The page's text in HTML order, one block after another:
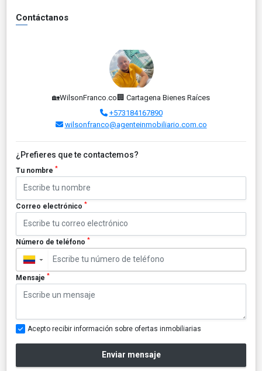
Contáctanos
🏡WilsonFranco.co🏢 Cartagena Bienes Raíces
+573184167890
wilsonfranco@agenteinmobiliario.com.co
¿Prefieres que te contactemos?
Tu nombre *
Correo electrónico *
Número de teléfono *
▼
Mensaje *
Acepto recibir información sobre ofertas inmobiliarias
Enviar mensaje